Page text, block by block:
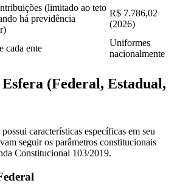
(limitado ao teto
há previdência
R$ 7.786,02
(2026)
cada ente
Uniformes
nacionalmente
(Federal, Estadual,
características específicas em seu
seguir os parâmetros constitucionais
Constitucional 103/2019.